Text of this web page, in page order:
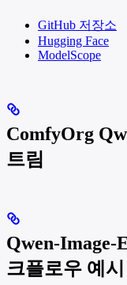
GitHub 저장소
Hugging Face
ModelScope
ComfyOrg
트림
Qwen-Image-
크플로우 예시